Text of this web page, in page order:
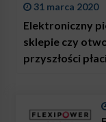
31 marca 2020
Elektroniczny
sklepie czy
przyszłości